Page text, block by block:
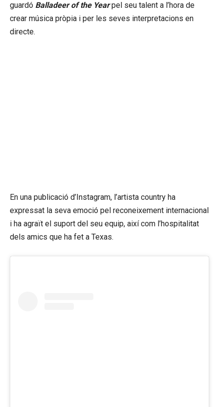
guardó Balladeer of the Yearpel seu talent a l’hora de
crear música pròpia i per les seves interpretacions en
directe.
En una publicació d’Instagram, l’artista country ha
expressat la seva emoció pel reconeixement internacional
i ha agraït el suport del seu equip, així com l’hospitalitat
dels amics que ha fet a Texas.